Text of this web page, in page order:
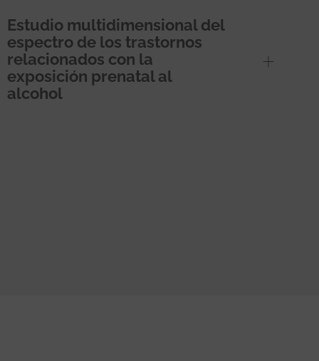
Estudio multidimensional del
espectro de los trastornos
relacionados con la
exposición prenatal al
alcohol